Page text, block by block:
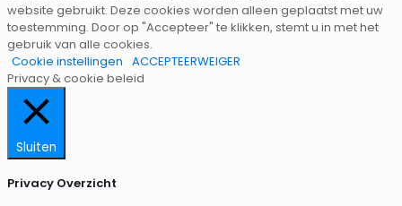
website gebruikt. Deze cookies worden alleen geplaatst met uw
toestemming. Door op "Accepteer" te klikken, stemt u in met het
gebruik van alle cookies.
Cookie instellingen ACCEPTEERWEIGER
Privacy & cookie beleid
Sluiten
Privacy Overzicht